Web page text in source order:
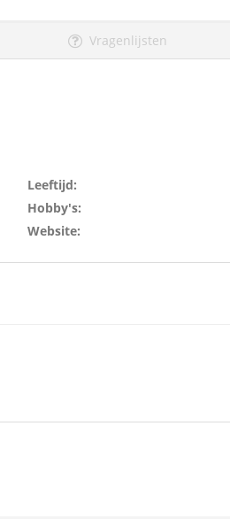
Vragenlijsten
Leeftijd:
Hobby's:
Website: